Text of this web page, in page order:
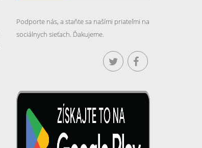
Podporte nás, a staňte sa našími priateľmi na
sociálnych sieťach. Ďakujeme.